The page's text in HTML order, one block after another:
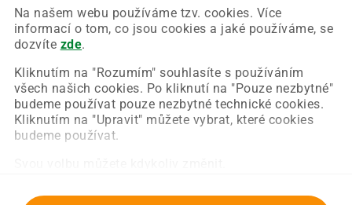
Na našem webu používáme tzv. cookies. Více
informací o tom, co jsou cookies a jaké používáme, se
dozvíte zde.
Kliknutím na "Rozumím" souhlasíte s používáním
všech našich cookies. Po kliknutí na "Pouze nezbytné"
budeme používat pouze nezbytné technické cookies.
Kliknutím na "Upravit" můžete vybrat, které cookies
budeme používat.
Chyba nastala na naší straně a už ji opravujeme.
Zkuste prosím znovu načíst požadovanou stránku.
Obnovit stránku Úvodní strana